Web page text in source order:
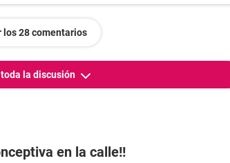
los 28 comentarios
la discusión
en la calle!!